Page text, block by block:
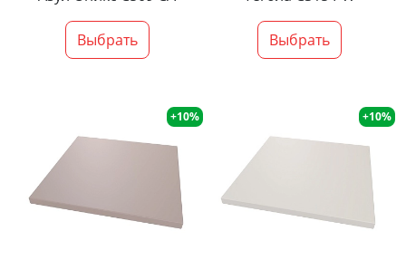
Выбрать Выбрать
+10% +10%